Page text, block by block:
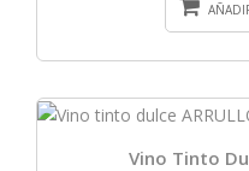
Vino Tinto